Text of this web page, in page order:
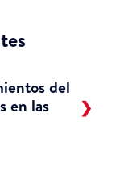
del
en las